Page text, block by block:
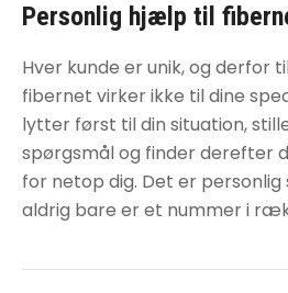
Personlig hjælp til
Hver kunde er unik, og derfor
fibernet virker ikke til dine
lytter først til din situation,
spørgsmål og finder derefter
for netop dig. Det er personlig
aldrig bare er et nummer i